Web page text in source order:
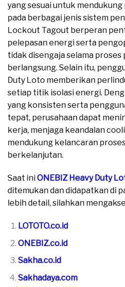
yang sesuai untuk
pada berbagai jenis sistem
Lockout Tagout berperan
pelepasan energi serta
tidak disengaja selama proses
berlangsung. Selain itu,
Duty Loto memberikan
setiap titik isolasi energi.
yang konsisten serta
tepat, perusahaan dapat
kerja, menjaga keandalan
mendukung kelancaran
berkelanjutan.
Saat iniONEBIZ Heavy Duty
ditemukan dan didapatkan di
lebih detail, silahkan
LOTOTO.co.id
ONEBIZ.co.id
Sakha.co.id
Sakhadaya.com